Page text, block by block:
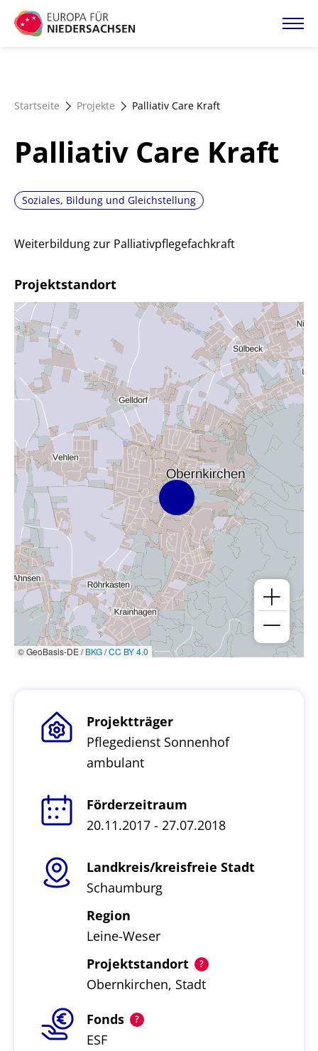
Direkt
zum
Förderangebote
Magazin
Startseite Projekte Palliativ Care Kraft
Palliativ Care Kraft
Soziales, Bildung und Gleichstellung
Weiterbildung zur Palliativpflegefachkraft
Projektstandort
© GeoBasis-DE /BKG/CC BY 4.0
Projektträger
Pflegedienst Sonnenhof
ambulant
Förderzeitraum
20.11.2017 - 27.07.2018
Landkreis/kreisfreie Stadt
Schaumburg
Region
Leine-Weser
Projektstandort
Obernkirchen, Stadt
Fonds
ESF